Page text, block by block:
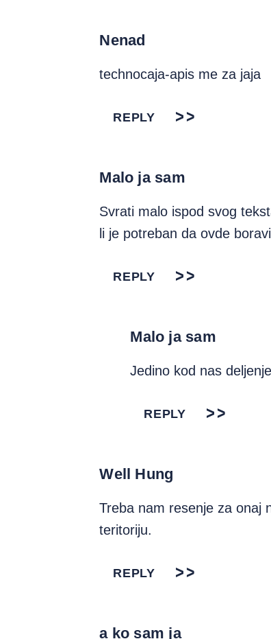
Nenad
technocaja-apis me za jaja
REPLY
Malo ja sam
Svrati malo ispod svog
li je potreban da ovde
REPLY
Malo ja sam
Jedino kod nas
REPLY
Well Hung
Treba nam resenje za onaj
teritoriju.
REPLY
a ko sam ja